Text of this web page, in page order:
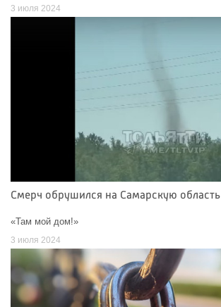
3 июля 2024
Смерч обрушился на Самарскую область
«Там мой дом!»
3 июля 2024